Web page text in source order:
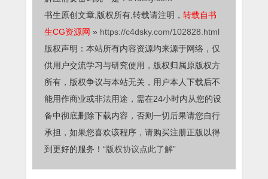
书生原创文章,版权所有,转载请注明， 转载自书
生CG资源网 » https://c4dsky.com/102828.html
版权声明：本站所有内容资源均来源于网络，仅
供用户交流学习与研究使用，版权归属原版权方
所有，版权争议与本站无关，用户本人下载后不
能用作商业或非法用途，需在24小时内从您的设
备中彻底删除下载内容，否则一切后果请您自行
承担，如果您喜欢该程序，请购买注册正版以得
到更好的服务！ “版权协议点此了解”